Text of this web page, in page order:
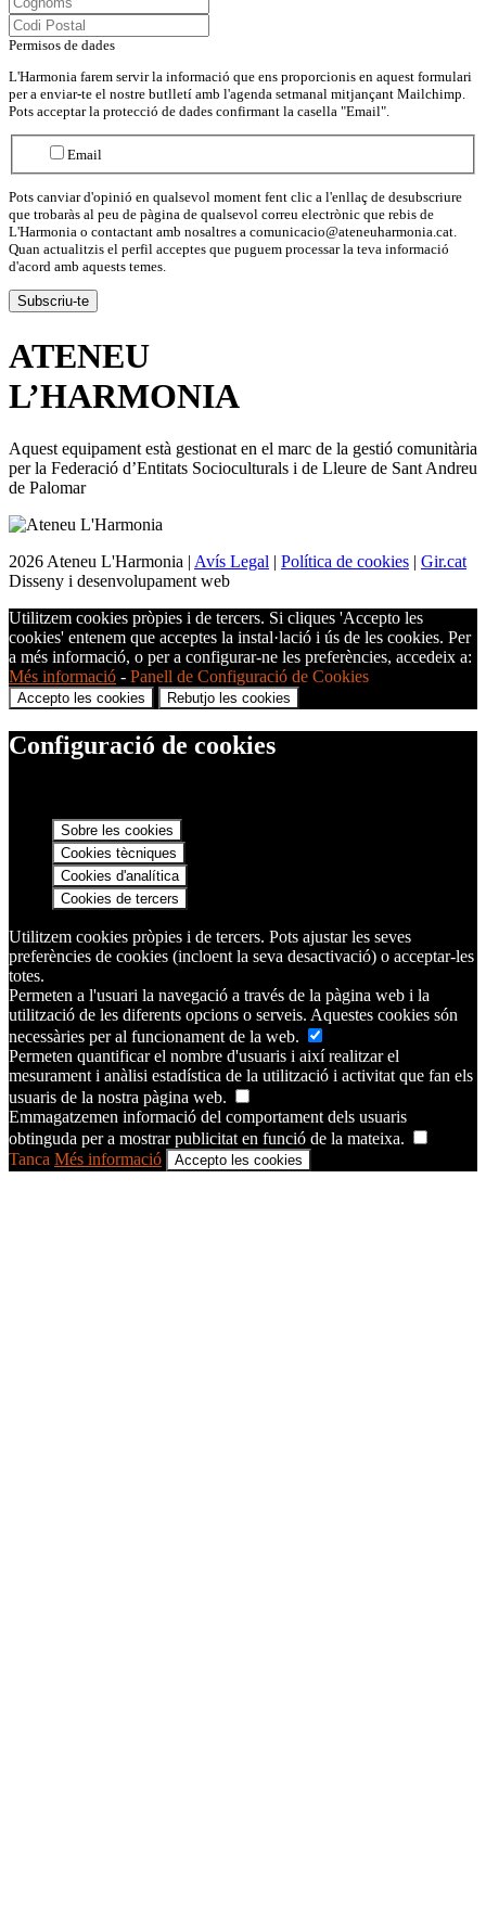
Permisos de dades
L'Harmonia farem servir la informació que ens proporcionis en aquest formulari
per a enviar-te el nostre butlletí amb l'agenda setmanal mitjançant Mailchimp.
Pots acceptar la protecció de dades confirmant la casella "Email".
Email
Pots canviar d'opinió en qualsevol moment fent clic a l'enllaç de desubscriure
que trobaràs al peu de pàgina de qualsevol correu electrònic que rebis de
L'Harmonia o contactant amb nosaltres a comunicacio@ateneuharmonia.cat.
Quan actualitzis el perfil acceptes que puguem processar la teva informació
d'acord amb aquests temes.
ATENEU
L’HARMONIA
Aquest equipament està gestionat en el marc de la gestió comunitària
per la Federació d’Entitats Socioculturals i de Lleure de Sant Andreu
de Palomar
2026 Ateneu L'Harmonia | Avís Legal | Política de cookies | Gir.cat
Disseny i desenvolupament web
Utilitzem cookies pròpies i de tercers. Si cliques 'Accepto les
cookies' entenem que acceptes la instal·lació i ús de les cookies. Per
a més informació, o per a configurar-ne les preferències, accedeix a:
Més informació - Panell de Configuració de Cookies
Accepto les cookies Rebutjo les cookies
Configuració de cookies
Sobre les cookies
Cookies tècniques
Cookies d'analítica
Cookies de tercers
Utilitzem cookies pròpies i de tercers. Pots ajustar les seves
preferències de cookies (incloent la seva desactivació) o acceptar-les
totes.
Permeten a l'usuari la navegació a través de la pàgina web i la
utilització de les diferents opcions o serveis. Aquestes cookies són
necessàries per al funcionament de la web.
Permeten quantificar el nombre d'usuaris i així realitzar el
mesurament i anàlisi estadística de la utilització i activitat que fan els
usuaris de la nostra pàgina web.
Emmagatzemen informació del comportament dels usuaris
obtinguda per a mostrar publicitat en funció de la mateixa.
Tanca Més informació Accepto les cookies